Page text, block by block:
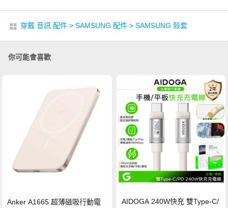
穿戴 音訊 配件 > SAMSUNG 配件 > SAMSUNG 殼套
你可能會喜歡
Anker A1665 超薄磁吸行動電
AIDOGA 240W快充 雙Type-C/